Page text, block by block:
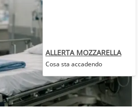
ALLERTA MOZZARELLA
Cosa sta accadendo